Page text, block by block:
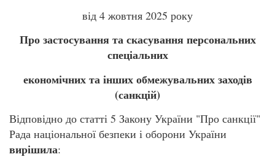
від 4 жовтня 2025 року
Про застосування та скасування персональних
спеціальних
економічних та інших обмежувальних заходів
(санкцій)
Відповідно до статті 5 Закону України "Про санкції"
Рада національної безпеки і оборони України
вирішила: